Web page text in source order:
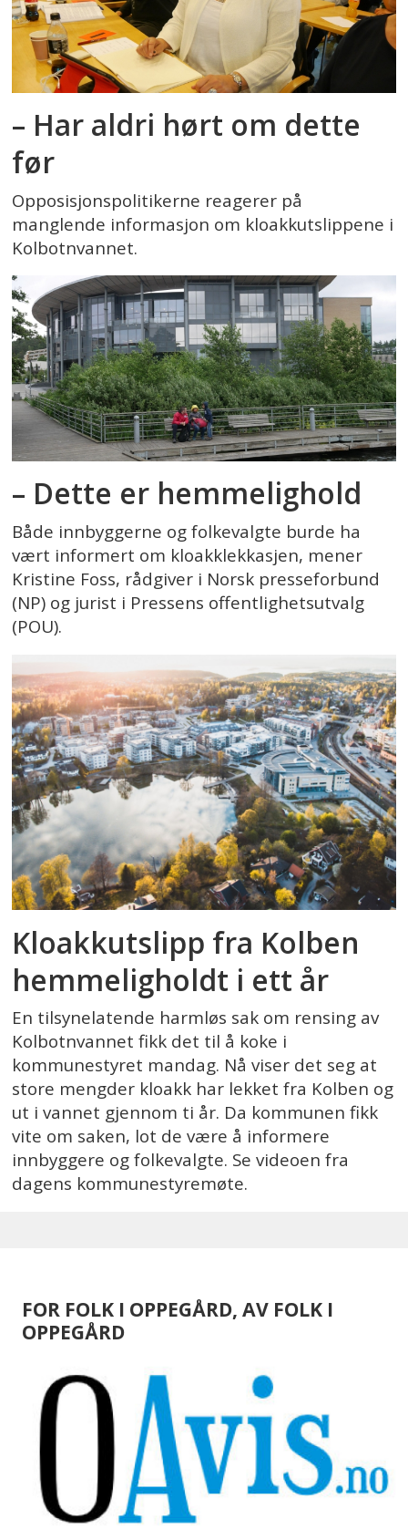
– Har aldri hørt om dette
før
Opposisjonspolitikerne reagerer på
manglende informasjon om kloakkutslippene i
Kolbotnvannet.
– Dette er hemmelighold
Både innbyggerne og folkevalgte burde ha
vært informert om kloakklekkasjen, mener
Kristine Foss, rådgiver i Norsk presseforbund
(NP) og jurist i Pressens offentlighetsutvalg
(POU).
Kloakkutslipp fra Kolben
hemmeligholdt i ett år
En tilsynelatende harmløs sak om rensing av
Kolbotnvannet fikk det til å koke i
kommunestyret mandag. Nå viser det seg at
store mengder kloakk har lekket fra Kolben og
ut i vannet gjennom ti år. Da kommunen fikk
vite om saken, lot de være å informere
innbyggere og folkevalgte. Se videoen fra
dagens kommunestyremøte.
FOR FOLK I OPPEGÅRD, AV FOLK I
OPPEGÅRD